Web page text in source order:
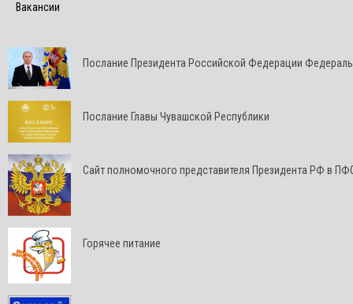
Вакансии
Послание Президента Российской Федерации
Послание Главы Чувашской Республики
Cайт полномочного представителя Президента РФ в
Горячее питание